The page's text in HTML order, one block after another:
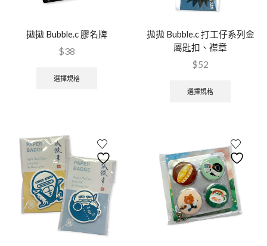
拋拋 Bubble.c 膠名牌
$38
選擇規格
拋拋 Bubble.c 打工仔系列金
屬匙扣、襟章
$52
選擇規格